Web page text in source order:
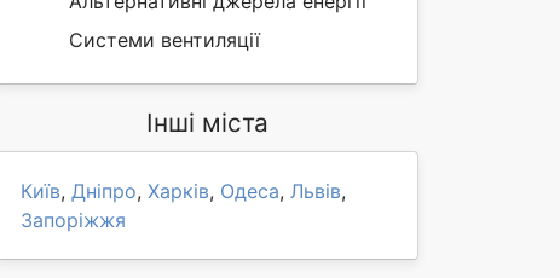
Системи вентиляції
Інші міста
Київ, Дніпро, Харків, Одеса, Львів,
Запоріжжя